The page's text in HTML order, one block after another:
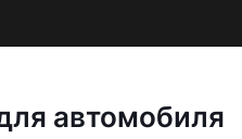
автомобиля